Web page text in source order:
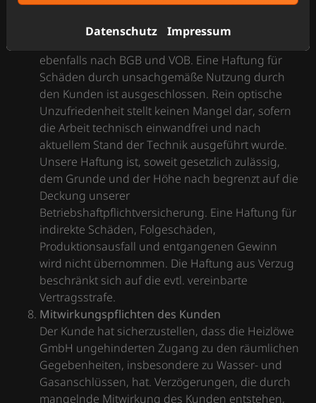
Gewährleistung und Haftung
Es gelten die gesetzlichen Vorschriften nach BGB
(§§ 633 ff.) und VOB/B (§ 13).Die Haftung erfolgt
ebenfalls nach BGB und VOB. Eine Haftung für
Schäden durch unsachgemäße Nutzung durch
den Kunden ist ausgeschlossen. Rein optische
Unzufriedenheit stellt keinen Mangel dar, sofern
die Arbeit technisch einwandfrei und nach
aktuellem Stand der Technik ausgeführt wurde.
Unsere Haftung ist, soweit gesetzlich zulässig,
dem Grunde und der Höhe nach begrenzt auf die
Deckung unserer
Betriebshaftpflichtversicherung. Eine Haftung für
indirekte Schäden, Folgeschäden,
Produktionsausfall und entgangenen Gewinn
wird nicht übernommen. Die Haftung aus Verzug
beschränkt sich auf die evtl. vereinbarte
Vertragsstrafe.
Mitwirkungspflichten des Kunden
Der Kunde hat sicherzustellen, dass die Heizlöwe
GmbH ungehinderten Zugang zu den räumlichen
Gegebenheiten, insbesondere zu Wasser- und
Gasanschlüssen, hat. Verzögerungen, die durch
mangelnde Mitwirkung des Kunden entstehen,
Datenschutz Impressum